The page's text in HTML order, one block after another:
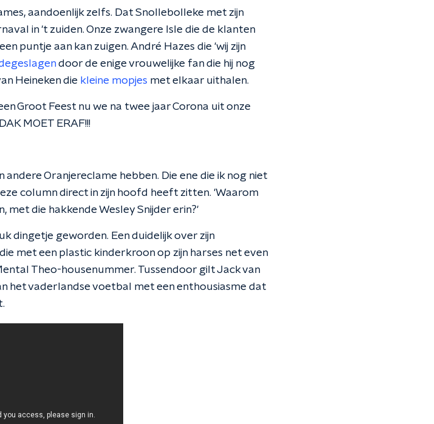
aandoenlijk zelfs. Dat Snollebolleke met zijn
in 't zuiden. Onze zwangere Isle die de klanten
puntje aan kan zuigen. André Hazes die 'wij zijn
door de enige vrouwelijke fan die hij nog
Heineken die kleine mopjes met elkaar uithalen.
Groot Feest nu we na twee jaar Corona uit onze
MOET ERAF!!!
andere Oranjereclame hebben. Die ene die ik nog niet
column direct in zijn hoofd heeft zitten. 'Waarom
met die hakkende Wesley Snijder erin?'
dingetje geworden. Een duidelijk over zijn
met een plastic kinderkroon op zijn harses net even
Theo-housenummer. Tussendoor gilt Jack van
het vaderlandse voetbal met een enthousiasme dat